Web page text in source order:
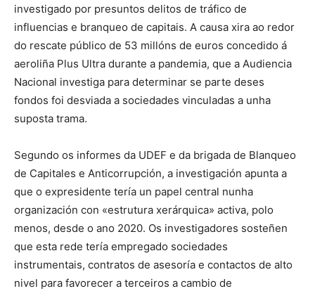
investigado por presuntos delitos de tráfico de
influencias e branqueo de capitais. A causa xira ao redor
do rescate público de 53 millóns de euros concedido á
aeroliña Plus Ultra durante a pandemia, que a Audiencia
Nacional investiga para determinar se parte deses
fondos foi desviada a sociedades vinculadas a unha
suposta trama.
Segundo os informes da UDEF e da brigada de Blanqueo
de Capitales e Anticorrupción, a investigación apunta a
que o expresidente tería un papel central nunha
organización con «estrutura xerárquica» activa, polo
menos, desde o ano 2020. Os investigadores sosteñen
que esta rede tería empregado sociedades
instrumentais, contratos de asesoría e contactos de alto
nivel para favorecer a terceiros a cambio de